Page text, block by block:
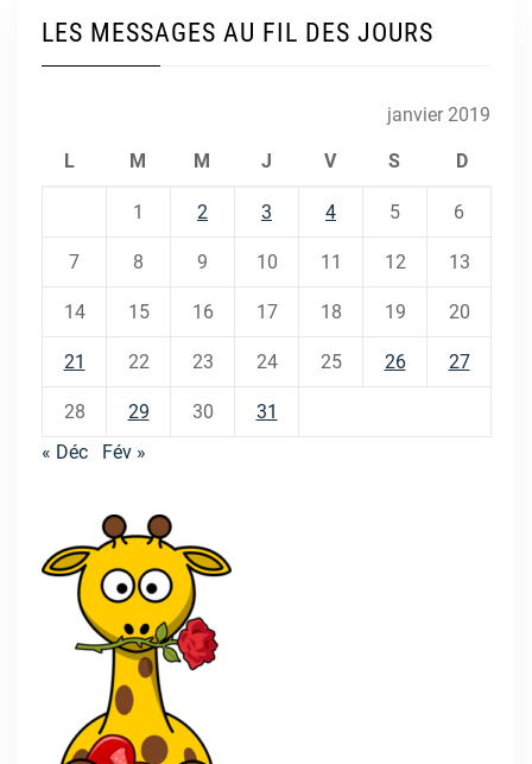
LES MESSAGES AU FIL DES JOURS
janvier 2019
L M M J V S D
1 2 3 4 5 6
7 8 9 10 11 12 13
14 15 16 17 18 19 20
21 22 23 24 25 26 27
28 29 30
31
« Déc
Fév »